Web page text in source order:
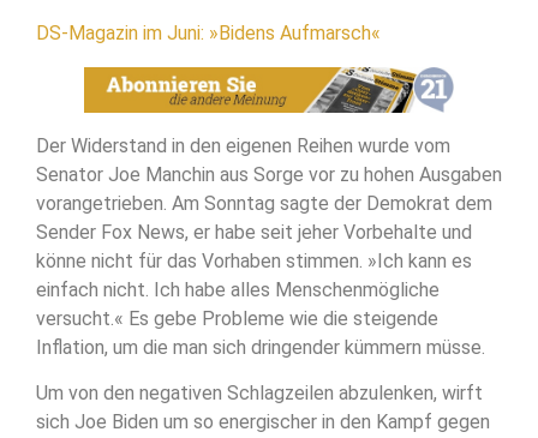
DS-Magazin im Juni: »Bidens Aufmarsch«
Der Widerstand in den eigenen Reihen wurde vom
Senator Joe Manchin aus Sorge vor zu hohen Ausgaben
vorangetrieben. Am Sonntag sagte der Demokrat dem
Sender Fox News, er habe seit jeher Vorbehalte und
könne nicht für das Vorhaben stimmen. »Ich kann es
einfach nicht. Ich habe alles Menschenmögliche
versucht.« Es gebe Probleme wie die steigende
Inflation, um die man sich dringender kümmern müsse.
Um von den negativen Schlagzeilen abzulenken, wirft
sich Joe Biden um so energischer in den Kampf gegen